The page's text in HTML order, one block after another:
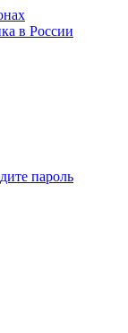
в России
пароль